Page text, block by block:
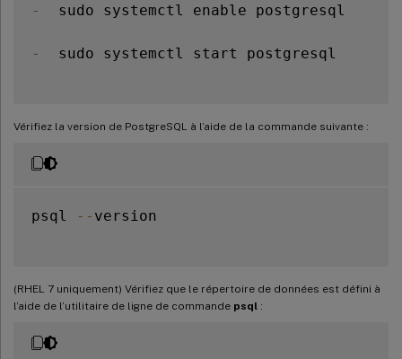
-
  sudo systemctl enable postgresql
-
  sudo systemctl start postgresql
Vérifiez la version de PostgreSQL à l’aide de la commande suivante :
psql -- version
(RHEL 7 uniquement) Vérifiez que le répertoire de données est défini à
l’aide de l’utilitaire de ligne de commande psql :